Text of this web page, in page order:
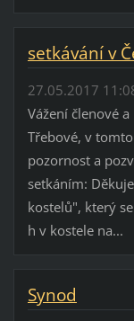
setkávání v
27.05.2017
Vážení členové
Třebové, v
pozornost a
setkáním:
kostelů", který
h v kostele na...
Synod